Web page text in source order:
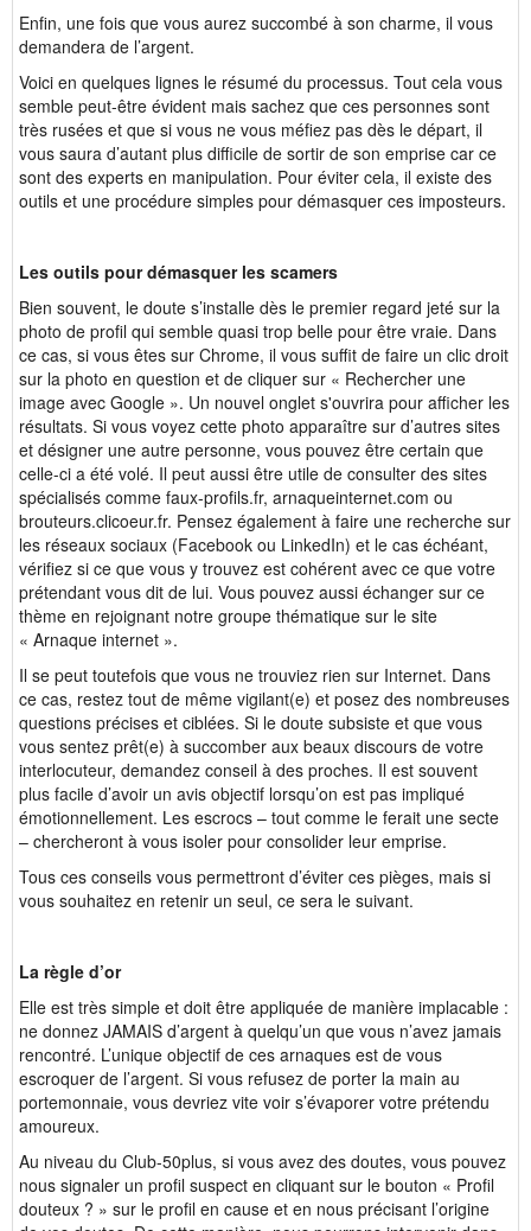
Enfin, une fois que vous aurez succombé à son charme, il vous
demandera de l’argent.
Voici en quelques lignes le résumé du processus. Tout cela vous
semble peut-être évident mais sachez que ces personnes sont
très rusées et que si vous ne vous méfiez pas dès le départ, il
vous saura d’autant plus difficile de sortir de son emprise car ce
sont des experts en manipulation. Pour éviter cela, il existe des
outils et une procédure simples pour démasquer ces imposteurs.
Les outils pour démasquer les scamers
Bien souvent, le doute s’installe dès le premier regard jeté sur la
photo de profil qui semble quasi trop belle pour être vraie. Dans
ce cas, si vous êtes sur Chrome, il vous suffit de faire un clic droit
sur la photo en question et de cliquer sur « Rechercher une
image avec Google ». Un nouvel onglet s'ouvrira pour afficher les
résultats. Si vous voyez cette photo apparaître sur d’autres sites
et désigner une autre personne, vous pouvez être certain que
celle-ci a été volé. Il peut aussi être utile de consulter des sites
spécialisés comme faux-profils.fr, arnaqueinternet.com ou
brouteurs.clicoeur.fr. Pensez également à faire une recherche sur
les réseaux sociaux (Facebook ou LinkedIn) et le cas échéant,
vérifiez si ce que vous y trouvez est cohérent avec ce que votre
prétendant vous dit de lui. Vous pouvez aussi échanger sur ce
thème en rejoignant notre groupe thématique sur le site
« Arnaque internet ».
Il se peut toutefois que vous ne trouviez rien sur Internet. Dans
ce cas, restez tout de même vigilant(e) et posez des nombreuses
questions précises et ciblées. Si le doute subsiste et que vous
vous sentez prêt(e) à succomber aux beaux discours de votre
interlocuteur, demandez conseil à des proches. Il est souvent
plus facile d’avoir un avis objectif lorsqu’on est pas impliqué
émotionnellement. Les escrocs – tout comme le ferait une secte
– chercheront à vous isoler pour consolider leur emprise.
Tous ces conseils vous permettront d’éviter ces pièges, mais si
vous souhaitez en retenir un seul, ce sera le suivant.
La règle d’or
Elle est très simple et doit être appliquée de manière implacable :
ne donnez JAMAIS d’argent à quelqu’un que vous n’avez jamais
rencontré. L’unique objectif de ces arnaques est de vous
escroquer de l’argent. Si vous refusez de porter la main au
portemonnaie, vous devriez vite voir s’évaporer votre prétendu
amoureux.
Au niveau du Club-50plus, si vous avez des doutes, vous pouvez
nous signaler un profil suspect en cliquant sur le bouton « Profil
douteux ? » sur le profil en cause et en nous précisant l’origine